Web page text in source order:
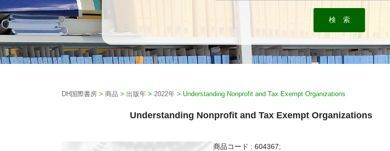
DH国際書房 > 商品 > 出版年 > 2022年 > Understanding Nonprofit and Tax Exempt Organizations
Understanding Nonprofit and Tax Exempt Organizations
商品コード : 604367;